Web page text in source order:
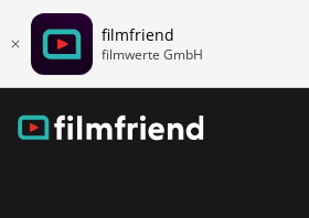
filmfriend
filmwerte GmbH